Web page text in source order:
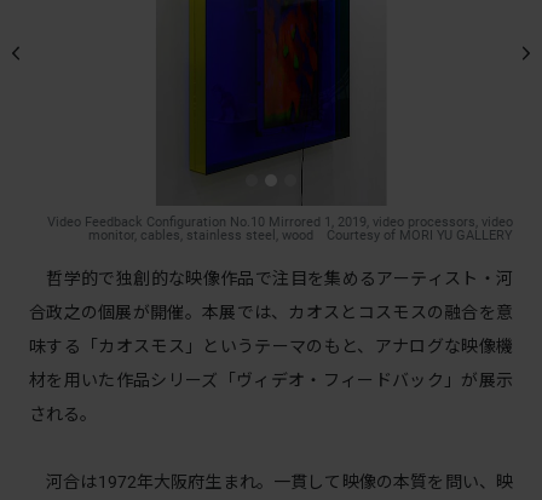
Video Feedback Configuration No.10 Mirrored 1, 2019, video processors, video
monitor, cables, stainless steel, wood Courtesy of MORI YU GALLERY
哲学的で独創的な映像作品で注目を集めるアーティスト・河
合政之の個展が開催。本展では、カオスとコスモスの融合を意
味する「カオスモス」というテーマのもと、アナログな映像機
材を用いた作品シリーズ「ヴィデオ・フィードバック」が展示
される。
河合は1972年大阪府生まれ。一貫して映像の本質を問い、映